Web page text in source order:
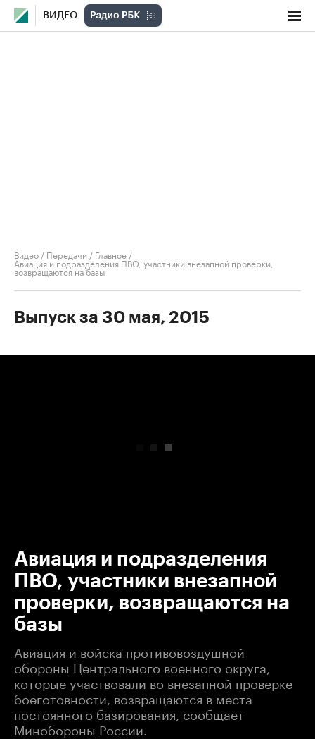
ВИДЕО
Видео / Передачи / Главное /
Авиация и подразделения ПВО, участники внезапной проверки,
возвращаются на базы
Выпуск за 30 мая, 2015
Авиация и подразделения
ПВО, участники внезапной
проверки, возвращаются на
базы
Авиация и войска противовоздушной
обороны Центрального военного округа,
которые участвовали во внезапной проверке
боеготовности, возвращаются в места
постоянного базирования, сообщает
Минобороны России.